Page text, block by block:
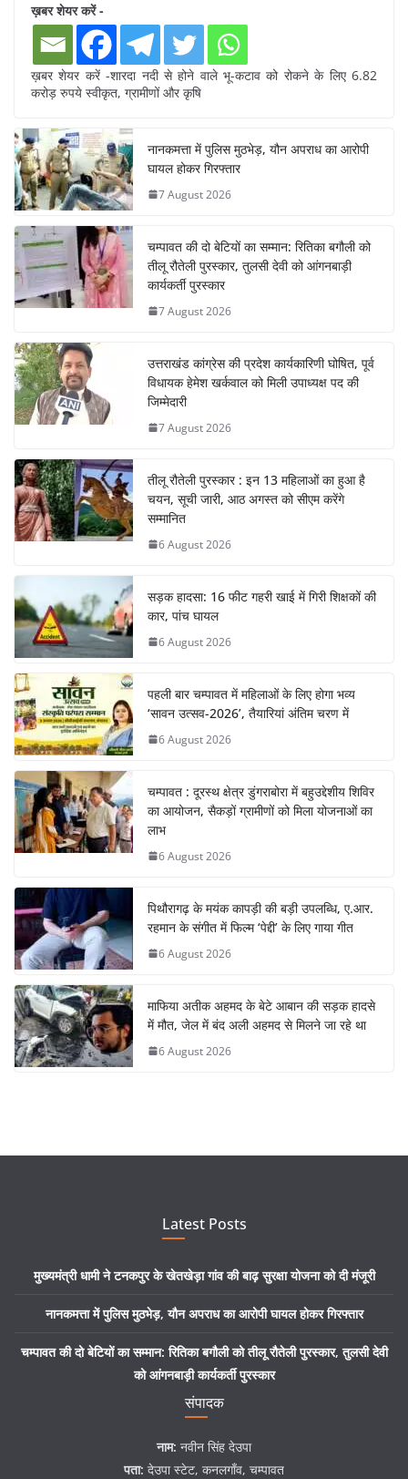
ख़बर शेयर करें -
ख़बर शेयर करें -शारदा नदी से होने वाले भू-कटाव को रोकने के लिए 6.82
करोड़ रुपये स्वीकृत, ग्रामीणों और कृषि
नानकमत्ता में पुलिस मुठभेड़, यौन अपराध का आरोपी
घायल होकर गिरफ्तार
7 August 2026
चम्पावत की दो बेटियों का सम्मान: रितिका बगौली को
तीलू रौतेली पुरस्कार, तुलसी देवी को आंगनबाड़ी
कार्यकर्ती पुरस्कार
7 August 2026
उत्तराखंड कांग्रेस की प्रदेश कार्यकारिणी घोषित, पूर्व
विधायक हेमेश खर्कवाल को मिली उपाध्यक्ष पद की
जिम्मेदारी
7 August 2026
तीलू रौतेली पुरस्कार : इन 13 महिलाओं का हुआ है
चयन, सूची जारी, आठ अगस्त को सीएम करेंगे
सम्मानित
6 August 2026
सड़क हादसा: 16 फीट गहरी खाई में गिरी शिक्षकों की
कार, पांच घायल
6 August 2026
पहली बार चम्पावत में महिलाओं के लिए होगा भव्य
‘सावन उत्सव-2026’, तैयारियां अंतिम चरण में
6 August 2026
चम्पावत : दूरस्थ क्षेत्र डुंगराबोरा में बहुउद्देशीय शिविर
का आयोजन, सैकड़ों ग्रामीणों को मिला योजनाओं का
लाभ
6 August 2026
पिथौरागढ़ के मयंक कापड़ी की बड़ी उपलब्धि, ए.आर.
रहमान के संगीत में फिल्म ‘पेद्दी’ के लिए गाया गीत
6 August 2026
माफिया अतीक अहमद के बेटे आबान की सड़क हादसे
में मौत, जेल में बंद अली अहमद से मिलने जा रहे था
6 August 2026
Latest Posts
मुख्यमंत्री धामी ने टनकपुर के खेतखेड़ा गांव की बाढ़ सुरक्षा योजना को दी मंजूरी
नानकमत्ता में पुलिस मुठभेड़, यौन अपराध का आरोपी घायल होकर गिरफ्तार
चम्पावत की दो बेटियों का सम्मान: रितिका बगौली को तीलू रौतेली पुरस्कार, तुलसी देवी
को आंगनबाड़ी कार्यकर्ती पुरस्कार
संपादक
नाम: नवीन सिंह देउपा
पता: देउपा स्टेट, कनलगाँव, चम्पावत